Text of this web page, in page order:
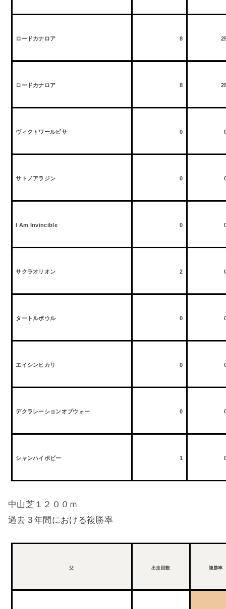
ロードカナロア 8
ロードカナロア 8
ヴィクトワールピサ 0
サトノアラジン 0
I Am Invincible 0
サクラオリオン 2
タートルボウル 0
エイシンヒカリ 0
デクラレーションオブウォー 0
シャンハイボビー 1
中山芝１２００ｍ
過去３年間における複勝率
父 出走回数 複勝率